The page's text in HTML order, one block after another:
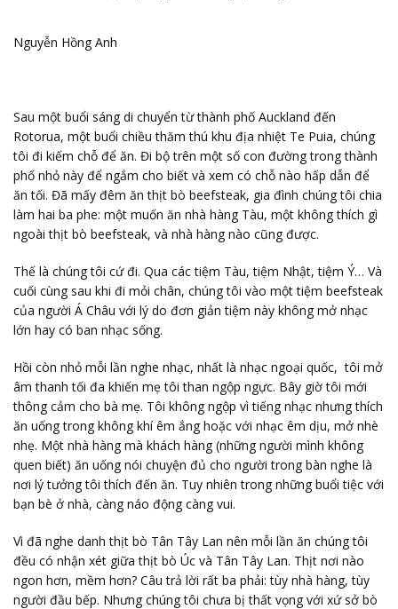
Nguyễn Hồng Anh
Sau một buổi sáng di chuyển từ thành phố Auckland đến
Rotorua, một buổi chiều thăm thú khu địa nhiệt Te Puia, chúng
tôi đi kiếm chỗ để ăn. Đi bộ trên một số con đường trong thành
phố nhỏ này để ngắm cho biết và xem có chỗ nào hấp dẫn để
ăn tối. Đã mấy đêm ăn thịt bò beefsteak, gia đình chúng tôi chia
làm hai ba phe: một muốn ăn nhà hàng Tàu, một không thích gì
ngoài thịt bò beefsteak, và nhà hàng nào cũng được.
Thế là chúng tôi cứ đi. Qua các tiệm Tàu, tiệm Nhật, tiệm Ý… Và
cuối cùng sau khi đi mỏi chân, chúng tôi vào một tiệm beefsteak
của người Á Châu với lý do đơn giản tiệm này không mở nhạc
lớn hay có ban nhạc sống.
Hồi còn nhỏ mỗi lần nghe nhạc, nhất là nhạc ngoại quốc, tôi mở
âm thanh tối đa khiến mẹ tôi than ngộp ngực. Bây giờ tôi mới
thông cảm cho bà mẹ. Tôi không ngộp vì tiếng nhạc nhưng thích
ăn uống trong không khí êm ắng hoặc với nhạc êm dịu, mở nhè
nhẹ. Một nhà hàng mà khách hàng (những người mình không
quen biết) ăn uống nói chuyện đủ cho người trong bàn nghe là
nơi lý tưởng tôi thích đến ăn. Tuy nhiên trong những buổi tiệc với
bạn bè ở nhà, càng náo động càng vui.
Vì đã nghe danh thịt bò Tân Tây Lan nên mỗi lần ăn chúng tôi
đều có nhận xét giữa thịt bò Úc và Tân Tây Lan. Thịt nơi nào
ngon hơn, mềm hơn? Câu trả lời rất ba phải: tùy nhà hàng, tùy
người đầu bếp. Nhưng chúng tôi chưa bị thất vọng với xứ sở bò